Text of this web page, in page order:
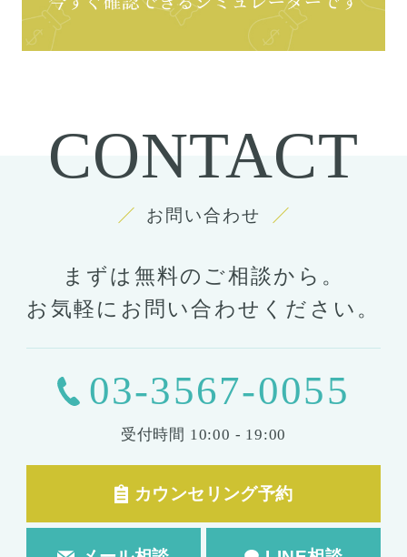
CONTACT
お問い合わせ
まずは無料のご相談から。
お気軽にお問い合わせください。
03-3567-0055
受付時間 10:00 - 19:00
カウンセリング予約